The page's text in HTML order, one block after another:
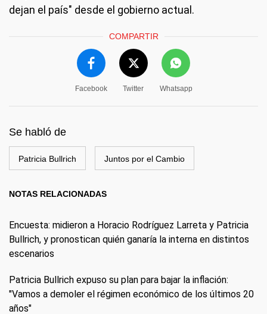
dejan el país" desde el gobierno actual.
COMPARTIR
Facebook Twitter Whatsapp
Se habló de
Patricia Bullrich Juntos por el Cambio
NOTAS RELACIONADAS
Encuesta: midieron a Horacio Rodríguez Larreta y Patricia
Bullrich, y pronostican quién ganaría la interna en distintos
escenarios
Patricia Bullrich expuso su plan para bajar la inflación:
"Vamos a demoler el régimen económico de los últimos 20
años"